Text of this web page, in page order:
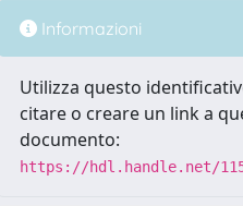
Informazioni
Utilizza questo
citare o creare un link a
documento:
https://hdl.handle.net/